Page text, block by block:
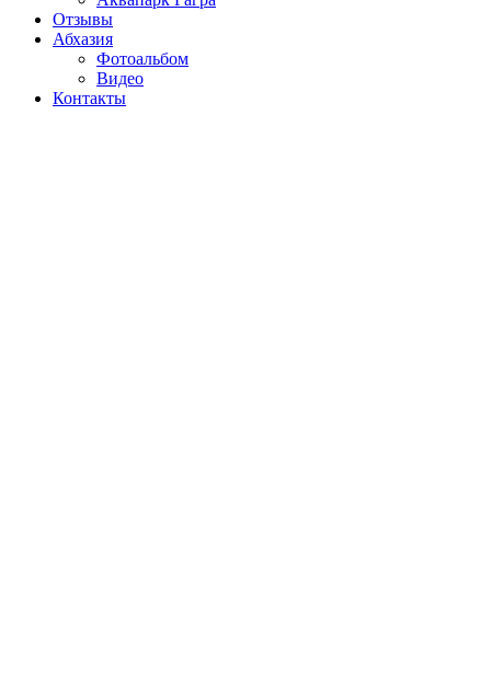
Отзывы
Абхазия
Фотоальбом
Видео
Контакты